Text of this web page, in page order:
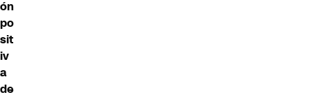
ón
po
sit
iv
a
de